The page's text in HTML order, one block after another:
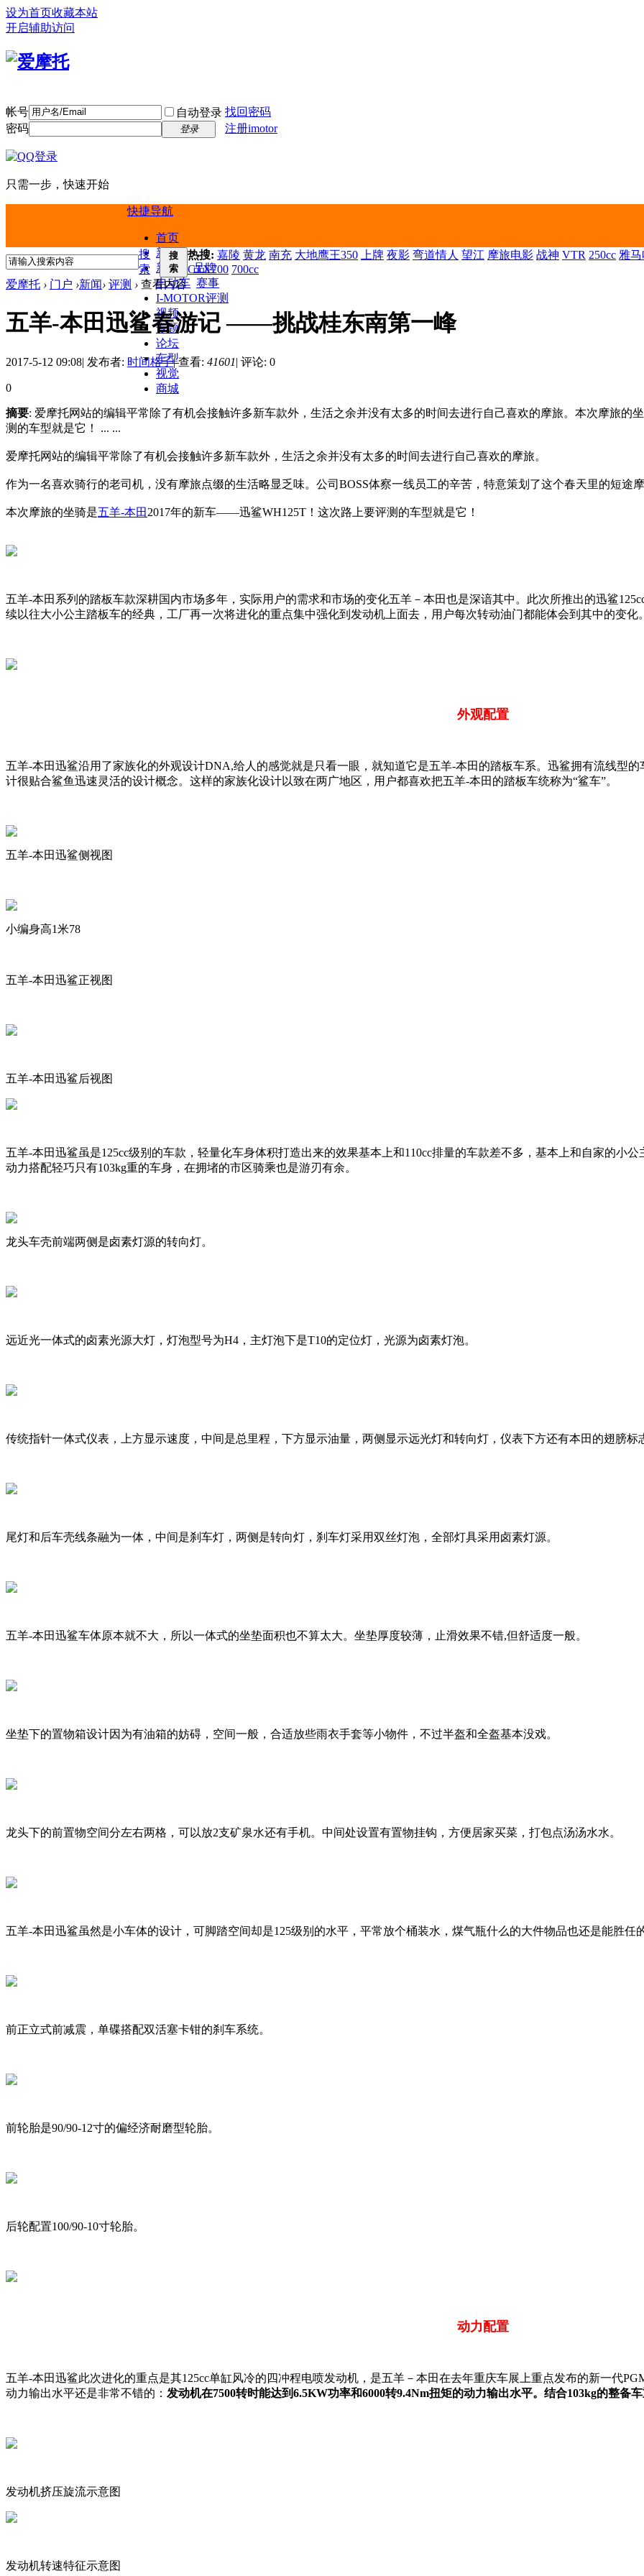
设为首页收藏本站
开启辅助访问
帐号 自动登录 找回密码
密码
登录 注册imotor
只需一步，快速开始
快捷导航
首页
新闻
新车
品牌
电动车 赛事
I-MOTOR评测
视频
专题
论坛
车型
视觉
商城
搜
索
搜
索
热搜: 嘉陵 黄龙 南充 大地鹰王350 上牌 夜影 弯道情人 望江 摩旅电影 战神 VTR 250cc 雅
CTX700 700cc
爱摩托 › 门户 ›新闻› 评测 › 查看内容
五羊-本田迅鲨春游记 ——挑战桂东南第一峰
2017-5-12 09:08| 发布者: 时间格子|查看: 41601| 评论: 0
0
摘要: 爱摩托网站的编辑平常除了有机会接触许多新车款外，生活之余并没有太多的时间去进行自己喜欢的摩旅。本次摩旅
测的车型就是它！ ... ...
爱摩托网站的编辑平常除了有机会接触许多新车款外，生活之余并没有太多的时间去进行自己喜欢的摩旅。
作为一名喜欢骑行的老司机，没有摩旅点缀的生活略显乏味。公司BOSS体察一线员工的辛苦，特意策划了这个春天里的短途
本次摩旅的坐骑是五羊-本田 2017年的新车——迅鲨WH125T！这次路上要评测的车型就是它！
五羊-本田系列的踏板车款深耕国内市场多年，实际用户的需求和市场的变化五羊－本田也是深谙其中。此次所推出的迅鲨
续以往大小公主踏板车的经典，工厂再一次将进化的重点集中强化到发动机上面去，用户每次转动油门都能体会到其中的变化
外观配置
五羊-本田迅鲨沿用了家族化的外观设计DNA,给人的感觉就是只看一眼，就知道它是五羊-本田的踏板车系。迅鲨拥有流线型
计很贴合鲨鱼迅速灵活的设计概念。这样的家族化设计以致在两广地区，用户都喜欢把五羊-本田的踏板车统称为“鲨车”。
五羊-本田迅鲨侧视图
小编身高1米78
五羊-本田迅鲨正视图
五羊-本田迅鲨后视图
五羊-本田迅鲨虽是125cc级别的车款，轻量化车身体积打造出来的效果基本上和110cc排量的车款差不多，基本上和自家的小
动力搭配轻巧只有103kg重的车身，在拥堵的市区骑乘也是游刃有余。
龙头车壳前端两侧是卤素灯源的转向灯。
远近光一体式的卤素光源大灯，灯泡型号为H4，主灯泡下是T10的定位灯，光源为卤素灯泡。
传统指针一体式仪表，上方显示速度，中间是总里程，下方显示油量，两侧显示远光灯和转向灯，仪表下方还有本田的翅膀标
尾灯和后车壳线条融为一体，中间是刹车灯，两侧是转向灯，刹车灯采用双丝灯泡，全部灯具采用卤素灯源。
五羊-本田迅鲨车体原本就不大，所以一体式的坐垫面积也不算太大。坐垫厚度较薄，止滑效果不错,但舒适度一般。
坐垫下的置物箱设计因为有油箱的妨碍，空间一般，合适放些雨衣手套等小物件，不过半盔和全盔基本没戏。
龙头下的前置物空间分左右两格，可以放2支矿泉水还有手机。中间处设置有置物挂钩，方便居家买菜，打包点汤汤水水。
五羊-本田迅鲨虽然是小车体的设计，可脚踏空间却是125级别的水平，平常放个桶装水，煤气瓶什么的大件物品也还是能胜任
前正立式前减震，单碟搭配双活塞卡钳的刹车系统。
前轮胎是90/90-12寸的偏经济耐磨型轮胎。
后轮配置100/90-10寸轮胎。
动力配置
五羊-本田迅鲨此次进化的重点是其125cc单缸风冷的四冲程电喷发动机，是五羊－本田在去年重庆车展上重点发布的新一代
动力输出水平还是非常不错的： 发动机在7500转时能达到6.5KW功率和6000转9.4Nm扭矩的动力输出水平。结合103kg的整备
发动机挤压旋流示意图
发动机转速特征示意图